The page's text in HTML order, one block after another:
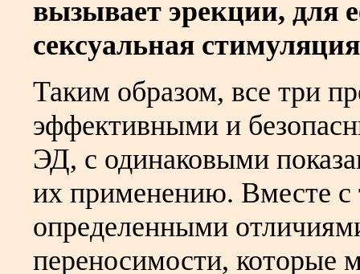
вызывает эрекции, для
сексуальная
Таким образом, все три
эффективными и
ЭД, с одинаковыми
их применению. Вместе с
определенными
переносимости, которые